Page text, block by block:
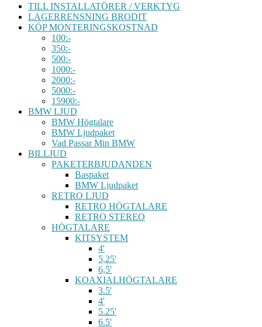
TILL INSTALLATÖRER / VERKTYG
LAGERRENSNING BRODIT
KÖP MONTERINGSKOSTNAD
100:-
350:-
500:-
1000:-
2000:-
5000:-
15900:-
BMW LJUD
BMW Högtalare
BMW Ljudpaket
Vad Passar Min BMW
BILLJUD
PAKETERBJUDANDEN
Baspaket
BMW Ljudpaket
RETRO LJUD
RETRO HÖGTALARE
RETRO STEREO
HÖGTALARE
KITSYSTEM
4'
5,25'
6,5'
KOAXIALHÖGTALARE
3.5'
4'
5.25'
6.5'